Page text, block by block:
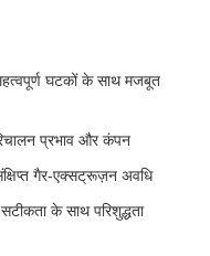
घटकों के साथ मजबूत
प्रभाव और कंपन
गैर-एक्सट्रूज़न अवधि
के साथ परिशुद्धता